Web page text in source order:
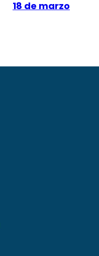
18 de marzo